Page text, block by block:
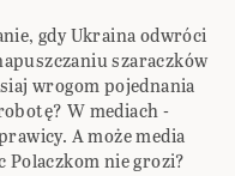
gdy Ukraina odwróci
szaraczków
wrogom pojednania
W mediach -
A może media
Polaczkom nie grozi?